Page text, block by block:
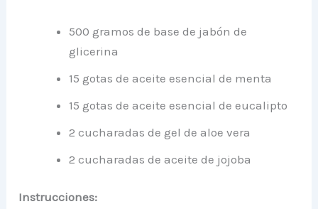
500 gramos de base de jabón de
glicerina
15 gotas de aceite esencial de menta
15 gotas de aceite esencial de eucalipto
2 cucharadas de gel de aloe vera
2 cucharadas de aceite de jojoba
Instrucciones: